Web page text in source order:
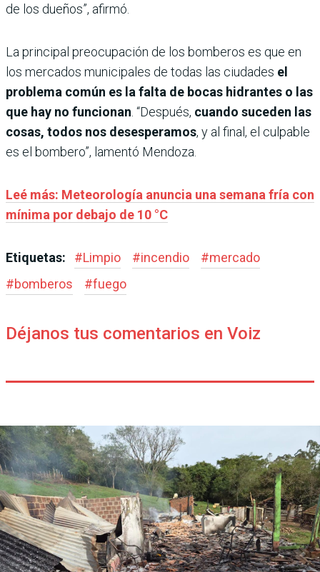
de los dueños”, afirmó.
La principal preocupación de los bomberos es que en
los mercados municipales de todas las ciudades el
problema común es la falta de bocas hidrantes o las
que hay no funcionan . “Después, cuando suceden las
cosas, todos nos desesperamos, y al final, el culpable
es el bombero”, lamentó Mendoza.
Leé más: Meteorología anuncia una semana fría con
mínima por debajo de 10 °C
Etiquetas: #Limpio #incendio #mercado
#bomberos #fuego
Déjanos tus comentarios en Voiz